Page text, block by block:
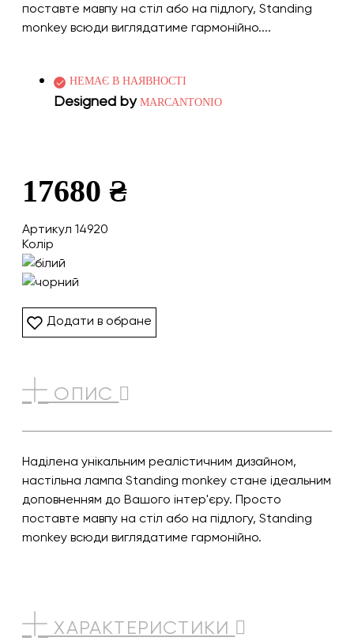
поставте мавпу на стіл або на підлогу, Standing
monkey всюди виглядатиме гармонійно....
НЕМАЄ В НАЯВНОСТІ
Designed by MARCANTONIO
17680 ₴
Артикул 14920
Колір
Додати в обране
ОПИС
Наділена унікальним реалістичним дизайном,
настільна лампа Standing monkey стане ідеальним
доповненням до Вашого інтер'єру. Просто
поставте мавпу на стіл або на підлогу, Standing
monkey всюди виглядатиме гармонійно.
ХАРАКТЕРИСТИКИ